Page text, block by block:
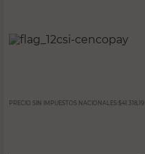
PRECIO SIN IMPUESTOS NACIONALES: $41.318,19